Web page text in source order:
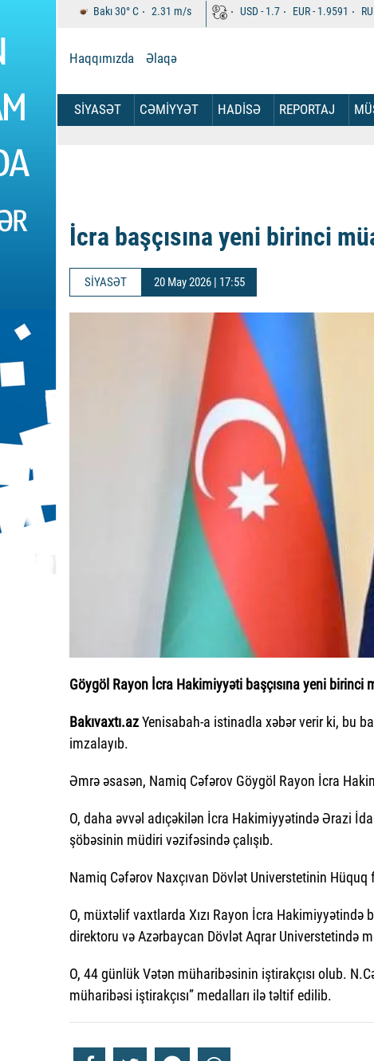
Bakı30°C 2.31 m/s USD -1.7 EUR -1.9591
Haqqımızda Əlaqə
SİYASƏT CƏMİYYƏT HADİSƏ REPORTAJ
İcra başçısına yeni birinci
SİYASƏT 20 May 2026 | 17:55
Göygöl Rayon İcra Hakimiyyəti başçısına yeni birinci
Bakıvaxtı.azYenisabah-a istinadla xəbər verir ki, bu
imzalayıb.
Əmrə əsasən, Namiq Cəfərov Göygöl Rayon İcra
O, daha əvvəl adıçəkilən İcra Hakimiyyətində Ərazi
şöbəsinin müdiri vəzifəsində çalışıb.
Namiq Cəfərov Naxçıvan Dövlət Universtetinin
O, müxtəlif vaxtlarda Xızı Rayon İcra Hakimiyyətində
direktoru və Azərbaycan Dövlət Aqrar Universtetində
O, 44 günlük Vətən müharibəsinin iştirakçısı olub.
müharibəsi iştirakçısı” medalları ilə təltif edilib.